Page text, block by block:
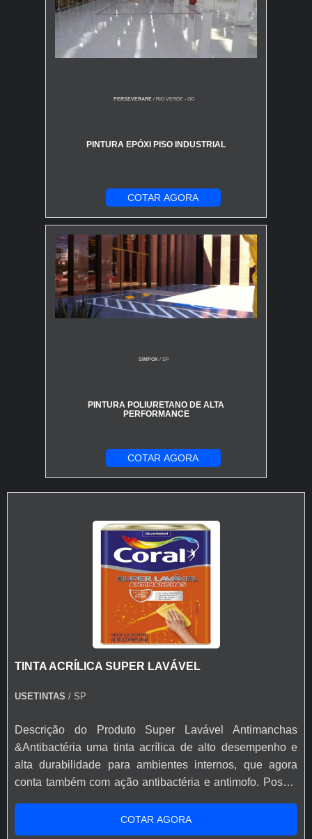
PERSEVERARE / RIO VERDE - GO
PINTURA EPÓXI PISO INDUSTRIAL
COTAR AGORA
SIMPOX / SP
PINTURA POLIURETANO DE ALTA
PERFORMANCE
COTAR AGORA
TINTA ACRÍLICA SUPER LAVÁVEL
USETINTAS / SP
Descrição do Produto Super Lavável Antimanchas
&Antibactéria uma tinta acrílica de alto desempenho e
alta durabilidade para ambientes internos, que agora
conta também com ação antibactéria e antimofo. Possui
Lavável é 2x mais resistente1 à limpeza, repele líquido, e
elimina 99% das bactérias da parede e acaba com
COTAR AGORA